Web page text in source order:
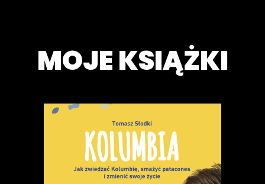
MOJE KSIĄŻKI